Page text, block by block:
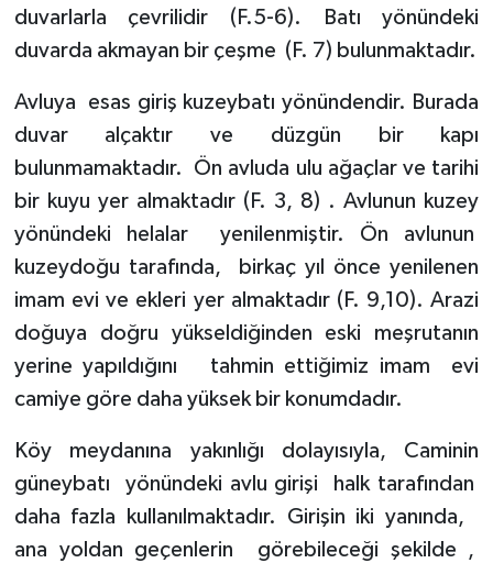
duvarlarla çevrilidir (F.5-6). Batı yönündeki
duvarda akmayan bir çeşme (F. 7) bulunmaktadır.
Avluya
esas giriş kuzeybatı yönündendir. Burada
duvar alçaktır ve düzgün bir kapı
bulunmamaktadır.
Ön avluda ulu ağaçlar ve tarihi
bir kuyu yer almaktadır (F. 3, 8) . Avlunun kuzey
yönündeki helalar
yenilenmiştir. Ön avlunun
kuzeydoğu tarafında,
birkaç yıl önce yenilenen
imam evi ve ekleri yer almaktadır (F. 9,10). Arazi
doğuya doğru yükseldiğinden eski meşrutanın
yerine yapıldığını
tahmin ettiğimiz imam
evi
camiye göre daha yüksek bir konumdadır.
Köy meydanına yakınlığı dolayısıyla, Caminin
güneybatı
yönündeki avlu girişi
halk tarafından
daha fazla kullanılmaktadır. Girişin iki yanında,
ana yoldan geçenlerin
görebileceği şekilde ,